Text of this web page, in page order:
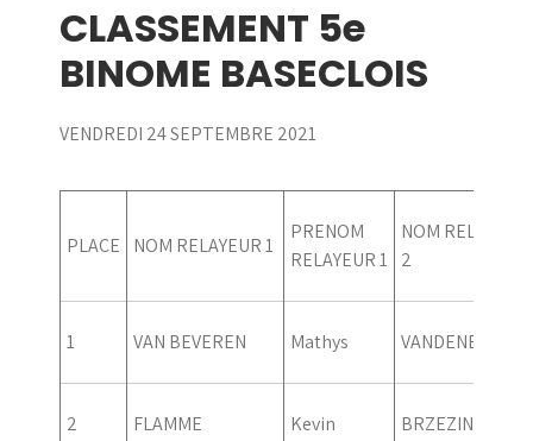
CLASSEMENT 5e
BINOME BASECLOIS
VENDREDI 24 SEPTEMBRE 2021
PLACE NOM RELAYEUR 1
PRENOM
RELAYEUR 1
NOM RELAYEUR
2
1 VAN BEVEREN Mathys
2 FLAMME Kevin BRZEZINSKI